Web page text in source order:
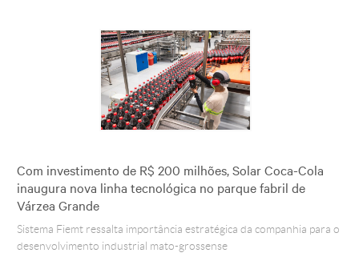
Com investimento de R$ 200 milhões, Solar Coca-Cola
inaugura nova linha tecnológica no parque fabril de
Várzea Grande
Sistema Fiemt ressalta importância estratégica da companhia para o
desenvolvimento industrial mato-grossense